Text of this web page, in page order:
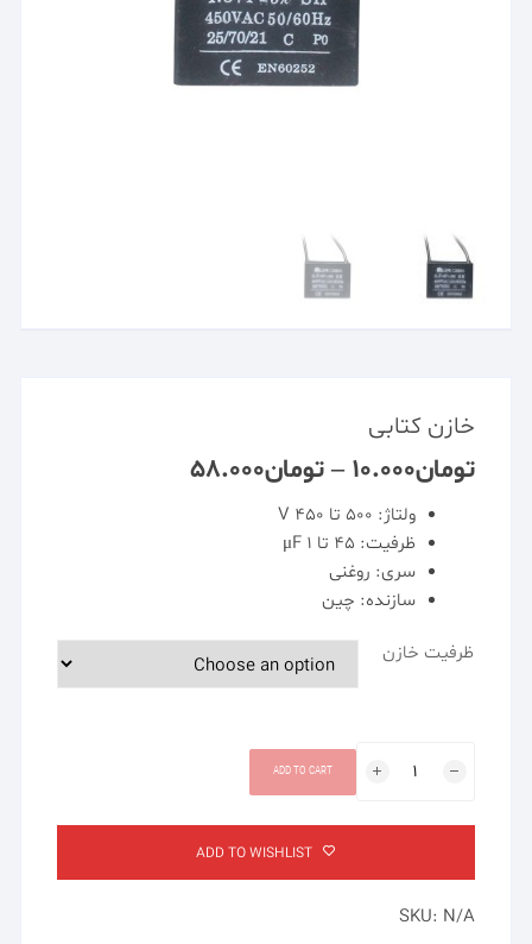
خازن کتابی
تومان۱۰.۰۰۰ –تومان۵۸.۰۰۰
ولتاژ: 500 تا V 450
ظرفیت: 45 تا 1 μF
سری: روغنی
سازنده: چین
ظرفیت خازن
ADD TO CART
ADD TO WISHLIST
SKU: N/A